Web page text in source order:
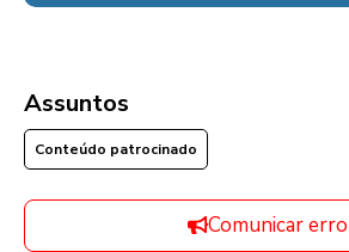
Assuntos
Conteúdo patrocinado
Comunicar erro